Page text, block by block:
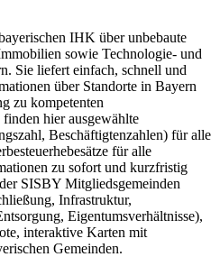
IHK über unbebaute
sowie Technologie- und
Sie liefert einfach, schnell und
über Standorte in Bayern
zu kompetenten
hier ausgewählte
Beschäftigtenzahlen) für alle
für alle
zu sofort und kurzfristig
SISBY Mitgliedsgemeinden
Infrastruktur,
Eigentumsverhältnisse),
interaktive Karten mit
Gemeinden.